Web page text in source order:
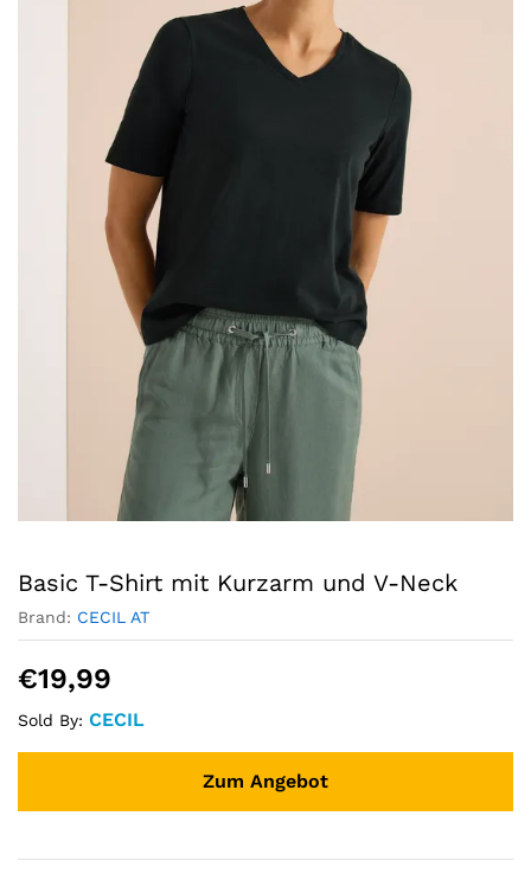
Basic T-Shirt mit Kurzarm und V-Neck
Brand: CECIL AT
€19,99
Sold By: CECIL
Zum Angebot